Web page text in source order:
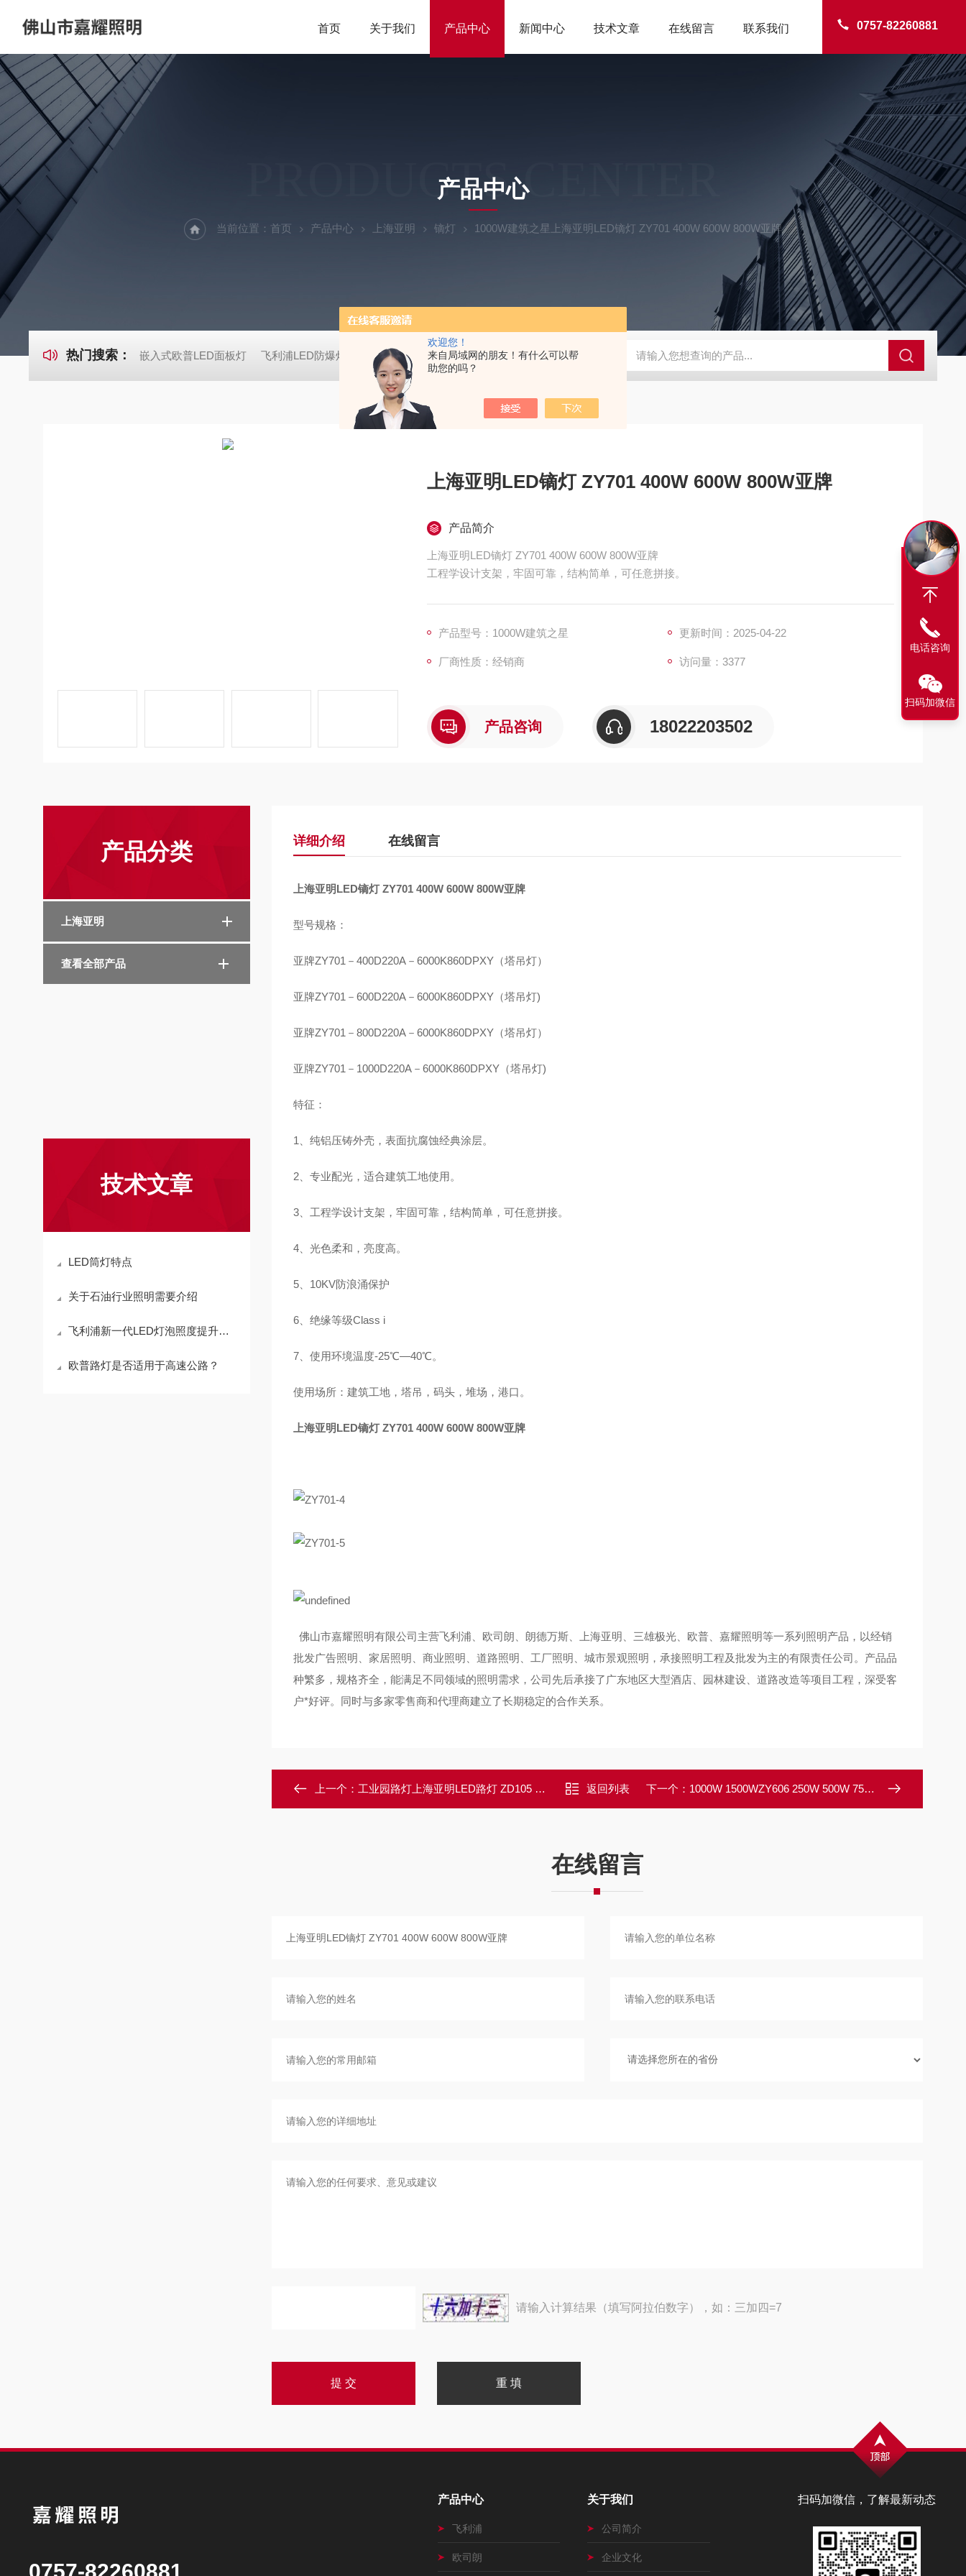
欢迎您！
来自局域网的朋友！有什么可以帮
助您的吗？
0757-82260881
首页 关于我们 产品中心 新闻中心 技术文章 在线留言 联系我们
PRODUCTS CENTER
产品中心
当前位置： 首页 产品中心 上海亚明 镝灯 1000W建筑之星上海亚明LED镝灯 ZY701 400W 600W 800W亚牌
热门搜索： 嵌入式欧普LED面板灯 飞利浦LED防爆灯 欧司朗LED天棚灯 飞利浦工矿灯 消防应急雷士双头应急灯 LS-ZFZD-E3WSA/XFZ-Y3SSAD 佛山照明LED泛光灯 明欣
上海亚明LED镝灯 ZY701 400W 600W 800W亚牌
产品简介
上海亚明LED镝灯 ZY701 400W 600W 800W亚牌
工程学设计支架，牢固可靠，结构简单，可任意拼接。
产品型号：1000W建筑之星 更新时间：2025-04-22
厂商性质：经销商 访问量：3377
产品咨询 18022203502
产品分类
上海亚明
查看全部产品
技术文章
LED筒灯特点
关于石油行业照明需要介绍
飞利浦新一代LED灯泡照度提升耗电减少
欧普路灯是否适用于高速公路？
详细介绍 在线留言
上海亚明LED镝灯 ZY701 400W 600W 800W亚牌
型号规格：
亚牌ZY701－400D220A－6000K860DPXY（塔吊灯）
亚牌ZY701－600D220A－6000K860DPXY（塔吊灯)
亚牌ZY701－800D220A－6000K860DPXY（塔吊灯）
亚牌ZY701－1000D220A－6000K860DPXY（塔吊灯)
特征：
1、纯铝压铸外壳，表面抗腐蚀经典涂层。
2、专业配光，适合建筑工地使用。
3、工程学设计支架，牢固可靠，结构简单，可任意拼接。
4、光色柔和，亮度高。
5、10KV防浪涌保护
6、绝缘等级Class i
7、使用环境温度-25℃—40℃。
使用场所：建筑工地，塔吊，码头，堆场，港口。
上海亚明LED镝灯 ZY701 400W 600W 800W亚牌
佛山市嘉耀照明有限公司主营飞利浦、欧司朗、朗德万斯、上海亚明、三雄极光、欧普、嘉耀照明等一系列照明产品，以经销
批发广告照明、家居照明、商业照明、道路照明、工厂照明、城市景观照明，承接照明工程及批发为主的有限责任公司。产品品
种繁多，规格齐全，能满足不同领域的照明需求，公司先后承接了广东地区大型酒店、园林建设、道路改造等项目工程，深受客
户*好评。同时与多家零售商和代理商建立了长期稳定的合作关系。
上一个： 工业园路灯上海亚明LED路灯 ZD105 30W 50W 100W 150W 返回列表 下一个： 1000W 1500WZY606 250W 500W 750W上海亚明LED投光灯
在线留言
请输入计算结果（填写阿拉伯数字），如：三加四=7
扫码加微信，了解最新动态
产品中心
飞利浦
欧司朗
关于我们
公司简介
企业文化
电话咨询
扫码加微信